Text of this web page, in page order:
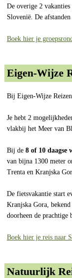
De overige 2
Slovenië. De
Boek hier je
Eigen-Wijze
Bij Eigen-Wijze
Je hebt 2
vlakbij het Meer van
Bij de 8 of 10 daagse
van bijna 1300 meter
Trenta en Kranjska
De fietsvakantie start
Kranjska Gora,
doorheen de prachtige
Boek hier je reis naar
Natuurlijk